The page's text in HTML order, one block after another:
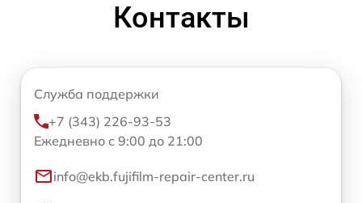
Контакты
Служба поддержки
+7 (343) 226-93-53
Ежедневно с 9:00 до 21:00
info@ekb.fujifilm-repair-center.ru